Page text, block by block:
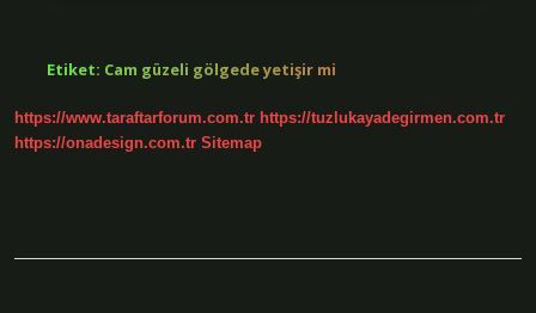
Etiket: Cam güzeli gölgede yetişir mi
https://www.taraftarforum.com.tr https://tuzlukayadegirmen.com.tr
https://onadesign.com.tr Sitemap